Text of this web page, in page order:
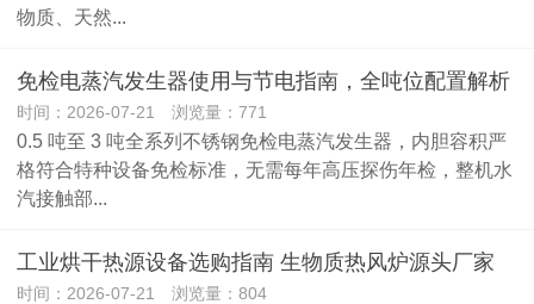
物质、天然...
免检电蒸汽发生器使用与节电指南，全吨位配置解析
时间：2026-07-21 浏览量：771
0.5 吨至 3 吨全系列不锈钢免检电蒸汽发生器，内胆容积严
格符合特种设备免检标准，无需每年高压探伤年检，整机水
汽接触部...
工业烘干热源设备选购指南 生物质热风炉源头厂家
时间：2026-07-21 浏览量：804